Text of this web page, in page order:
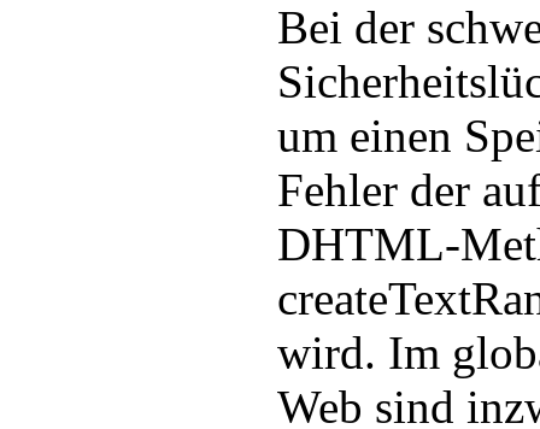
Bei der
um einen
Fehler der
DHTML-
wird. Im
Web sind